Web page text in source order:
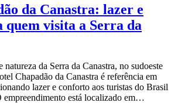
da Canastra: lazer e
quem visita a Serra da
natureza da Serra da Canastra, no sudoeste
Chapadão da Canastra é referência em
lazer e conforto aos turistas do Brasil
empreendimento está localizado em…